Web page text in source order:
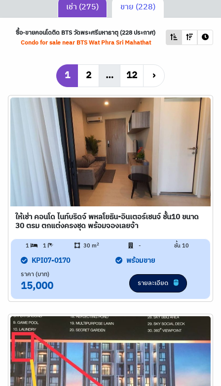
เช่า (275) ขาย (228)
ซื้อ-ขายคอนโดติด BTSวัดพระศรีมหาธาตุ (228 ประกาศ)
Condo for sale near BTSWat Phra Sri Mahathat
1 2 … 12 ›
ให้เช่า คอนโด ไนท์บริดจ์ พหลโยธิน-อินเตอร์เชนจ์ ชั้น10 ขนาด
30 ตรม ตกแต่งครงชุด พร้อมจองเลยจ้า
1 1 30 m2 - ชั้น 10
KPI07-0170 พร้อมขาย
ราคา (บาท)
15,000 รายละเอียด